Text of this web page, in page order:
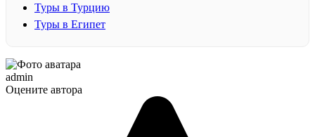
Туры в Турцию
Туры в Египет
admin
Оцените автора